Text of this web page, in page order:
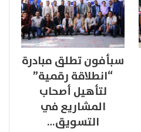
سبأفون تطلق مبادرة
“انطلاقة رقمية”
لتأهيل أصحاب
المشاريع في
التسويق…